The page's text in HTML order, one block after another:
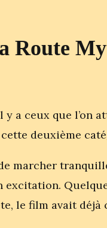
Route
a ceux que l’on
deuxième
marcher
le film avait déjà